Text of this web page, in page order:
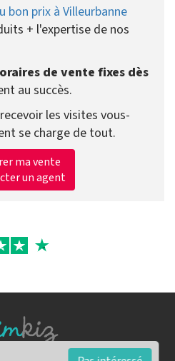
bon prix à Villeurbanne
+ l'expertise de nos
de vente fixes dès
au succès.
les visites vous-
se charge de tout.
ma vente
un agent